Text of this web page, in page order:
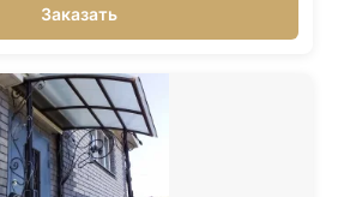
Заказать